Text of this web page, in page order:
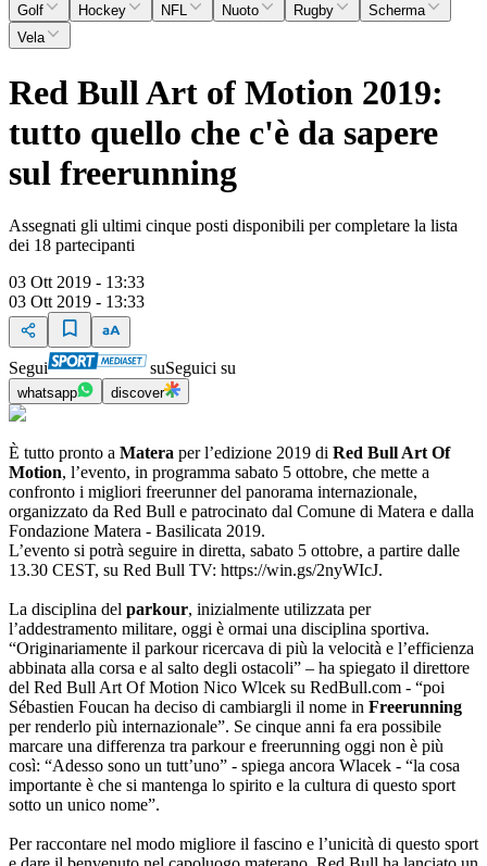
Golf
Hockey NFL Nuoto Rugby
Scherma
Vela
Red Bull Art of Motion 2019:
tutto quello che c'è da sapere
sul freerunning
Assegnati gli ultimi cinque posti disponibili per completare la lista
dei 18 partecipanti
03 Ott 2019 - 13:33
03 Ott 2019 - 13:33
Segui suSeguici su
whatsapp discover
È tutto pronto a Matera per l’edizione 2019 di Red Bull Art Of
Motion, l’evento, in programma sabato 5 ottobre, che mette a
confronto i migliori freerunner del panorama internazionale,
organizzato da Red Bull e patrocinato dal Comune di Matera e dalla
Fondazione Matera - Basilicata 2019.
L’evento si potrà seguire in diretta, sabato 5 ottobre, a partire dalle
13.30 CEST, su Red Bull TV: https://win.gs/2nyWIcJ.
La disciplina del parkour, inizialmente utilizzata per
l’addestramento militare, oggi è ormai una disciplina sportiva.
“Originariamente il parkour ricercava di più la velocità e l’efficienza
abbinata alla corsa e al salto degli ostacoli” – ha spiegato il direttore
del Red Bull Art Of Motion Nico Wlcek su RedBull.com - “poi
Sébastien Foucan ha deciso di cambiargli il nome in Freerunning
per renderlo più internazionale”. Se cinque anni fa era possibile
marcare una differenza tra parkour e freerunning oggi non è più
così: “Adesso sono un tutt’uno” - spiega ancora Wlacek - “la cosa
importante è che si mantenga lo spirito e la cultura di questo sport
sotto un unico nome”.
Per raccontare nel modo migliore il fascino e l’unicità di questo sport